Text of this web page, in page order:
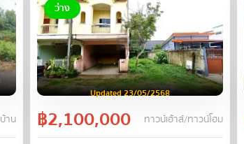
บ้าน
ว่าง
Updated 23/05/2568
฿2,100,000 ทาวน์เฮ้าส์/ทาวน์โฮม